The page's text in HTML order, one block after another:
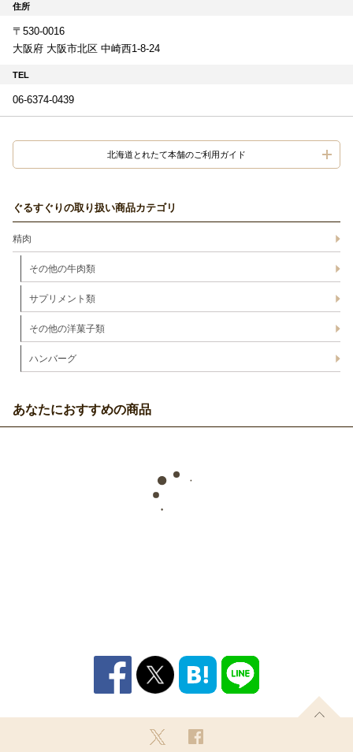
住所
〒530-0016
大阪府 大阪市北区 中崎西1-8-24
TEL
06-6374-0439
北海道とれたて本舗のご利用ガイド
ぐるすぐりの取り扱い商品カテゴリ
精肉
その他の牛肉類
サプリメント類
その他の洋菓子類
ハンバーグ
あなたにおすすめの商品